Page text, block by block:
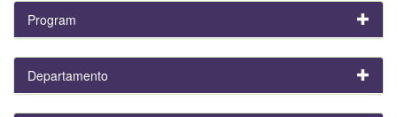
Program
Departamento